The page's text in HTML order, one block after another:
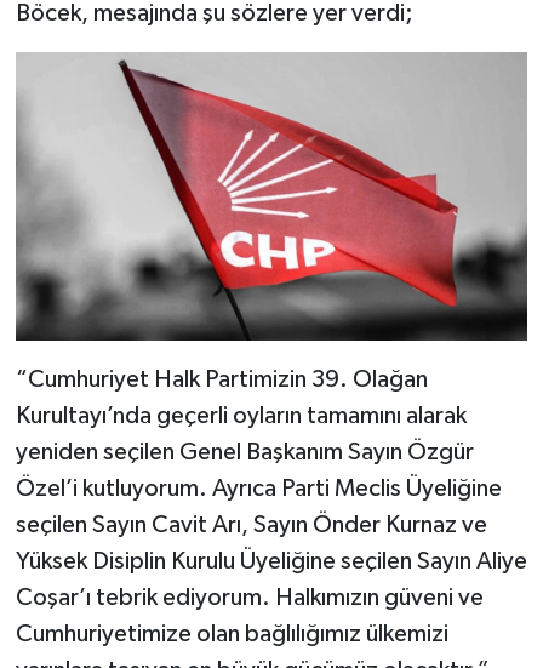
Böcek, mesajında şu sözlere yer verdi;
“Cumhuriyet Halk Partimizin 39. Olağan
Kurultayı’nda geçerli oyların tamamını alarak
yeniden seçilen Genel Başkanım Sayın Özgür
Özel’i kutluyorum. Ayrıca Parti Meclis Üyeliğine
seçilen Sayın Cavit Arı, Sayın Önder Kurnaz ve
Yüksek Disiplin Kurulu Üyeliğine seçilen Sayın Aliye
Coşar’ı tebrik ediyorum. Halkımızın güveni ve
Cumhuriyetimize olan bağlılığımız ülkemizi